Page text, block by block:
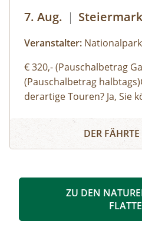
7. Aug. | Steiermark
Veranstalter:
€ 320,- (Pauschalbetrag
(Pauschalbetrag
derartige Touren? Ja, Sie
einen Überblick über
verschaffen. Sie können
Ranger:in. Ich möchte
Buch dir deinen Guide –
DER
ZU DEN